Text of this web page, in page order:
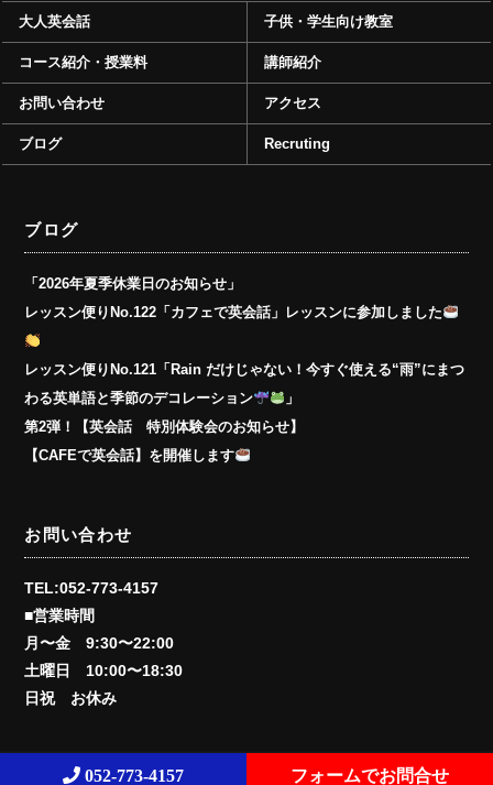
052-773-4157 フォームでお問合せ
大人英会話 子供・学生向け教室
コース紹介・授業料 講師紹介
お問い合わせ アクセス
ブログ Recruting
ブログ
「2026年夏季休業日のお知らせ」
レッスン便りNo.122「カフェで英会話」レッスンに参加しました
レッスン便りNo.121「Rain だけじゃない！今すぐ使える“雨”にまつ
わる英単語と季節のデコレーション
」
第2弾！【英会話 特別体験会のお知らせ】
【CAFEで英会話】を開催します
お問い合わせ
TEL:052-773-4157
■営業時間
月〜金 9:30〜22:00
土曜日 10:00〜18:30
日祝 お休み